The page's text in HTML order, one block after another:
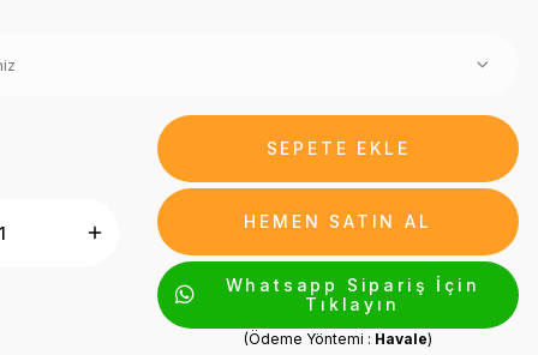
SEPETE EKLE
HEMEN SATIN AL
Whatsapp Sipariş İçin
Tıklayın
(Ödeme Yöntemi : Havale)